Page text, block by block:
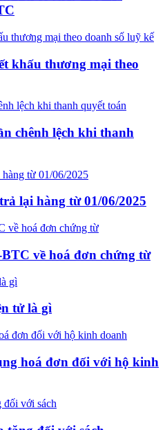
khấu thương mại theo
chênh lệch khi thanh
lại hàng từ 01/06/2025
về hoá đơn chứng từ
tử là gì
hoá đơn đối với hộ kinh